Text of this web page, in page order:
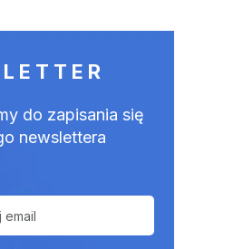
do zapisania się
newslettera